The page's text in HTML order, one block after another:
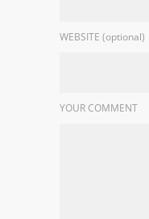
WEBSITE (optional)
YOUR COMMENT